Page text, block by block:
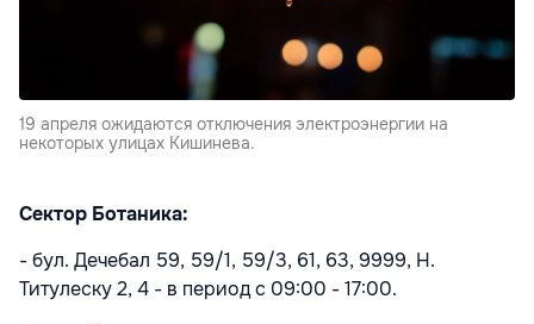
19 апреля ожидаются отключения электроэнергии на
некоторых улицах Кишинева.
Сектор Ботаника:
- бул. Дечебал 59, 59/1, 59/3, 61, 63, 9999, Н.
Титулеску 2, 4 - в период с 09:00 - 17:00.